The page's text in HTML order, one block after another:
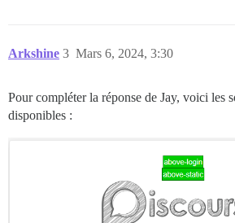
Arkshine Mars 6, 2024, 3:30
3
Pour compléter la réponse de Jay, voici les
disponibles :